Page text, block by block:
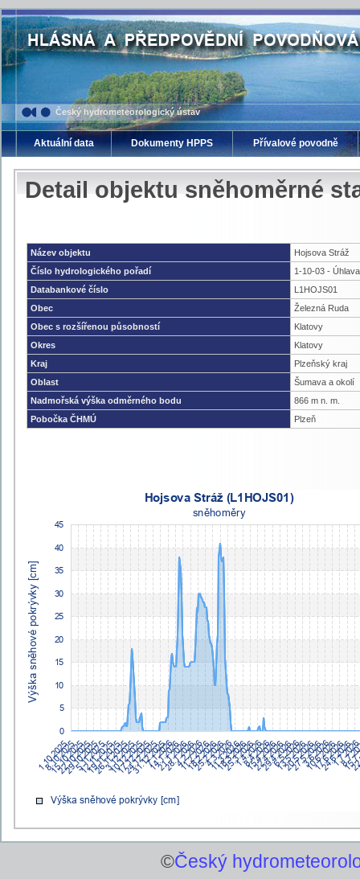
Český hydrometeorologický ústav
Aktuální data Dokumenty HPPS Přívalové povodně
Detail objektu sněhoměrné
Název objektu
Hojsova Stráž
Číslo hydrologického pořadí
1-10-03 - Úhlava
Databankové číslo
L1HOJS01
Obec
Železná Ruda
Obec s rozšířenou působností
Klatovy
Okres
Klatovy
Kraj
Plzeňský kraj
Oblast
Šumava a okolí
Nadmořská výška odměrného bodu
866 m n. m.
Pobočka ČHMÚ
Plzeň
©Český